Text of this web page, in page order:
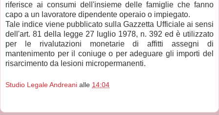
riferisce ai consumi dell'insieme delle famiglie che fanno
capo a un lavoratore dipendente operaio o impiegato.
Tale indice viene pubblicato sulla Gazzetta Ufficiale ai sensi
dell'art. 81 della legge 27 luglio 1978, n. 392 ed è utilizzato
per le rivalutazioni monetarie di affitti assegni di
mantenimento per il coniuge o per adeguare gli importi del
risarcimento da lesioni micropermanenti.
Studio Legale Andreani alle 14:04